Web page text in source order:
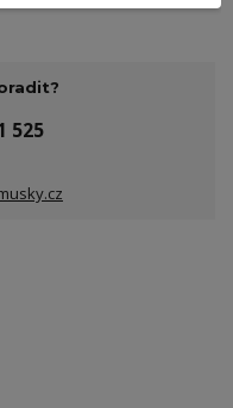
525